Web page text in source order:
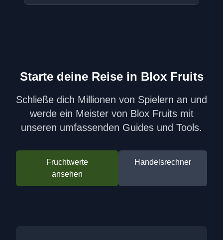
Starte deine Reise in Blox Fruits
Schließe dich Millionen von Spielern an und
werde ein Meister von Blox Fruits mit
unseren umfassenden Guides und Tools.
Fruchtwerte
ansehen
Handelsrechner